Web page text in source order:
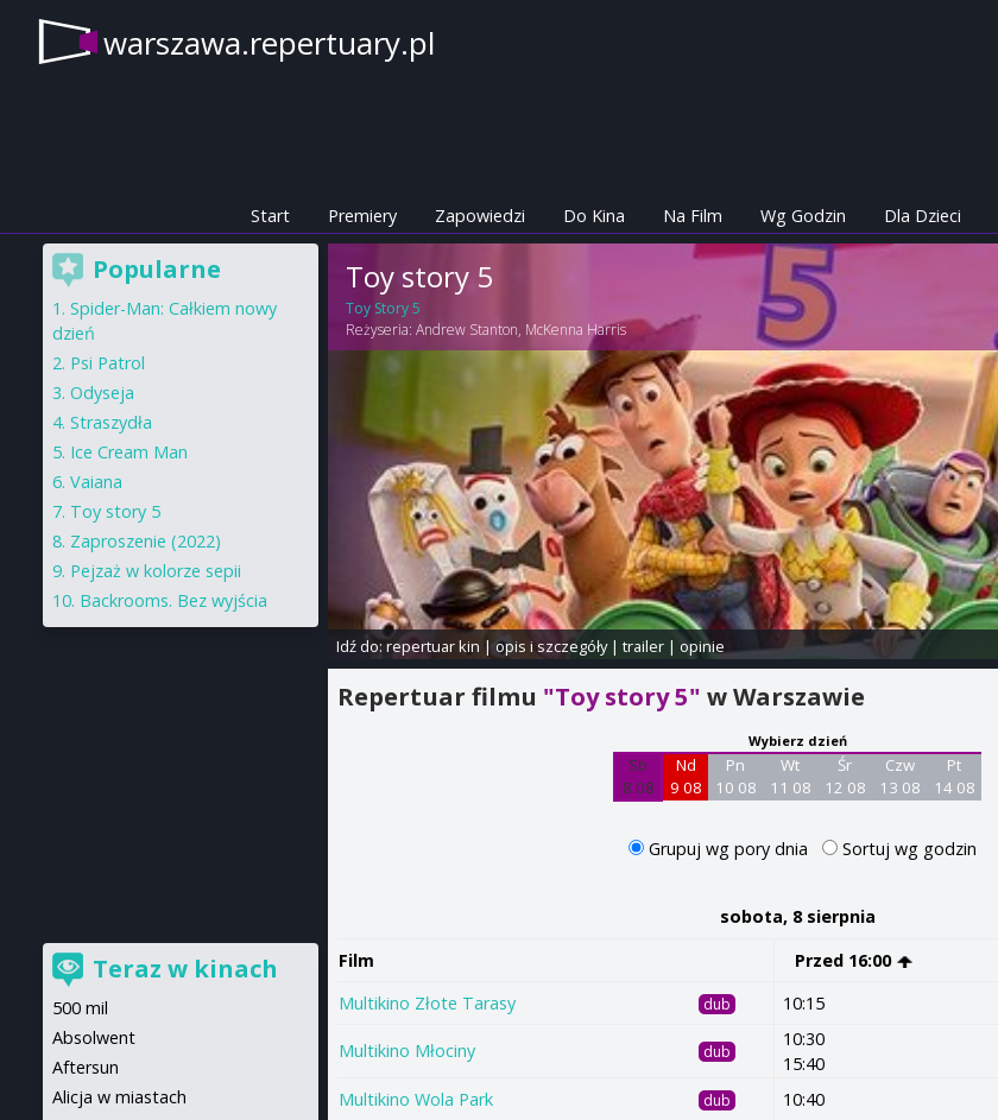
warszawa.repertuary.pl
Start Premiery Zapowiedzi Do Kina Na Film Wg Godzin Dla Dzieci
Toy story 5
Toy Story 5
Reżyseria:Andrew Stanton, McKenna Harris
Idź do: repertuar kin |opis i szczegóły| trailer| opinie
Repertuar filmu "Toy story 5"w Warszawie
Wybierz dzień
Sb
8 08
Nd
9 08
Pn
10 08
Wt
11 08
Śr
12 08
Czw
13 08
Pt
14 08
Grupuj wg pory dnia Sortuj wg godzin
sobota, 8 sierpnia
Film
Przed 16:00
Multikino Złote Tarasy
dub 10:15
Multikino Młociny dub
10:30
15:40
Multikino Wola Park
dub
10:40
Popularne
Spider-Man: Całkiem nowy
dzień
Psi Patrol
Odyseja
Straszydła
Ice Cream Man
Vaiana
Toy story 5
Zaproszenie (2022)
Pejzaż w kolorze sepii
Backrooms. Bez wyjścia
Teraz w kinach
500 mil
Absolwent
Aftersun
Alicja w miastach